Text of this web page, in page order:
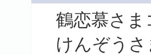
鶴恋慕さ
けんぞう